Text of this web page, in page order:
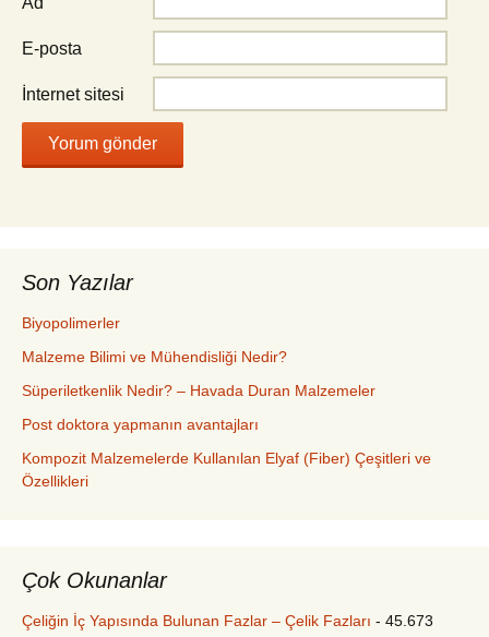
E-posta
İnternet sitesi
Son Yazılar
Biyopolimerler
Malzeme Bilimi ve Mühendisliği Nedir?
Süperiletkenlik Nedir? – Havada Duran Malzemeler
Post doktora yapmanın avantajları
Kompozit Malzemelerde Kullanılan Elyaf (Fiber) Çeşitleri ve
Özellikleri
Çok Okunanlar
Çeliğin İç Yapısında Bulunan Fazlar – Çelik Fazları - 45.673